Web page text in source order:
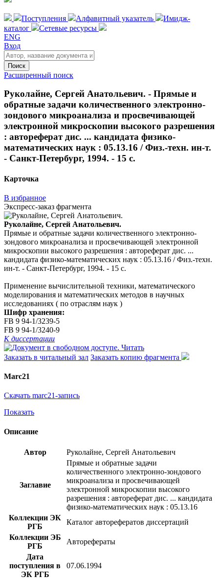
Поступления Алфавитный указатель
Имидж-
каталог
Сетевые ресурсы
ENG
Вход
Поиск
Расширенный поиск
Руколайне, Сергей Анатольевич. - Прямые и
обратные задачи количественного электронно-
зондового микроанализа и просвечивающей
электронной микроскопии высокого разрешения
: автореферат дис. ... кандидата физико-
математических наук : 05.13.16 / Физ.-техн. ин-т.
- Санкт-Петербург, 1994. - 15 с.
Карточка
В избранное
Экспресс-заказ фрагмента
Руколайне, Сергей Анатольевич.
Прямые и обратные задачи количественного электронно-
зондового микроанализа и просвечивающей электронной
микроскопии высокого разрешения : автореферат дис. ...
кандидата физико-математических наук : 05.13.16 / Физ.-техн.
ин-т. - Санкт-Петербург, 1994. - 15 с.
Применение вычислительной техники, математического
моделирования и математических методов в научных
исследованиях ( по отраслям наук )
Шифр хранения:
FB 9 94-1/3239-5
FB 9 94-1/3240-9
К диссертации
Читать
Заказать в читальный зал Заказать копию фрагмента
Marc21
Скачать marc21-запись
Показать
Описание
Автор Руколайне, Сергей Анатольевич
Заглавие
Прямые и обратные задачи
количественного электронно-зондового
микроанализа и просвечивающей
электронной микроскопии высокого
разрешения : автореферат дис. ... кандидата
физико-математических наук : 05.13.16
Коллекции ЭК
РГБ
Каталог авторефератов диссертаций
Коллекции ЭБ
РГБ
Авторефераты
Дата
поступления в
ЭК РГБ
07.06.1994